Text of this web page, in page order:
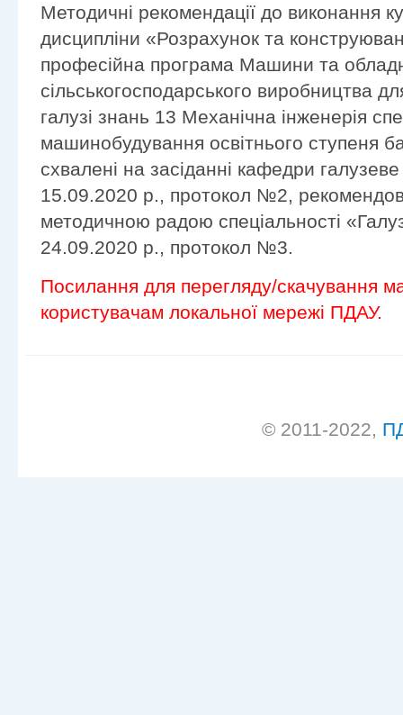
Методичні рекомендації до виконання
дисципліни «Розрахунок та
професійна програма Машини та
сільськогосподарського виробництва
галузі знань 13 Механічна інженерія
машинобудування освітнього ступеня
схвалені на засіданні кафедри
15.09.2020 р., протокол №2,
методичною радою спеціальності
24.09.2020 р., протокол №3.
Посилання для перегляду/скачування
користувачам локальної мережі ПДАУ.
© 2011-2022,